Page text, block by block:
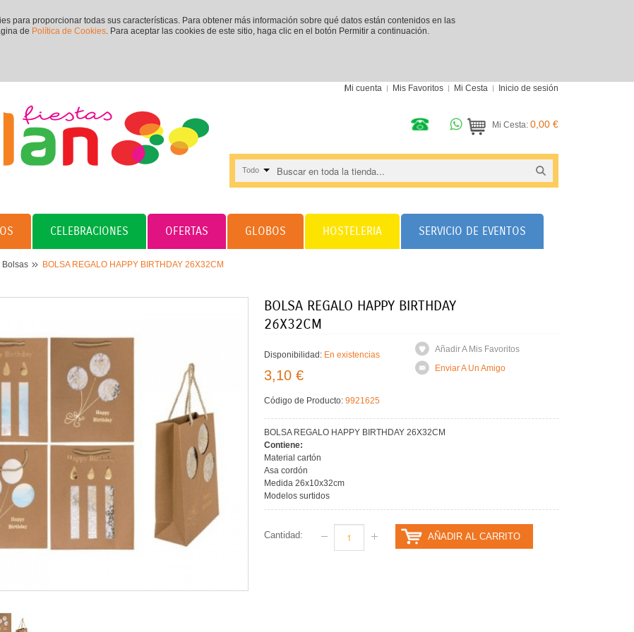
para proporcionar todas sus características. Para obtener más información sobre qué datos están contenidos en las
de Política de Cookies. Para aceptar las cookies de este sitio, haga clic en el botón Permitir a continuación.
Mi cuenta Mis Favoritos Mi Cesta Inicio de sesión
Mi Cesta: 0,00 €
Todo
CELEBRACIONES OFERTAS GLOBOS HOSTELERIA SERVICIO DE EVENTOS
Bolsas BOLSA REGALO HAPPY BIRTHDAY 26X32CM
BOLSA REGALO HAPPY BIRTHDAY
26X32CM
Disponibilidad: En existencias
3,10 €
Código de Producto:9921625
Añadir A Mis Favoritos
Enviar A Un Amigo
BOLSA REGALO HAPPY BIRTHDAY 26X32CM
Contiene:
Material cartón
Asa cordón
Medida 26x10x32cm
Modelos surtidos
Cantidad: AÑADIR AL CARRITO